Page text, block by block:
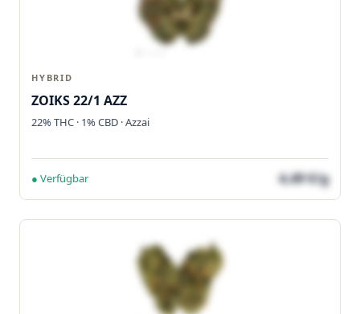
HYBRID
ZOIKS 22/1 AZZ
22% THC · 1% CBD · Azzai
● Verfügbar 4,49 €/g